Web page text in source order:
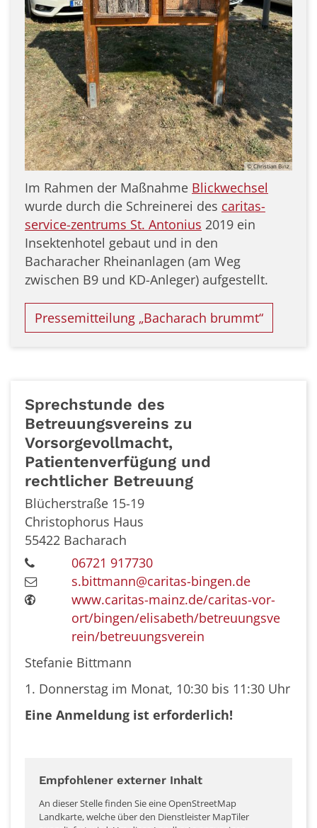
© Christian Binz
Im Rahmen der Maßnahme Blickwechsel
wurde durch die Schreinerei des caritas-
service-zentrums St. Antonius 2019 ein
Insektenhotel gebaut und in den
Bacharacher Rheinanlagen (am Weg
zwischen B9 und KD-Anleger) aufgestellt.
Pressemitteilung „Bacharach brummt“
Sprechstunde des
Betreuungsvereins zu
Vorsorgevollmacht,
Patientenverfügung und
rechtlicher Betreuung
Blücherstraße 15-19
Christophorus Haus
55422 Bacharach
06721 917730
s.bittmann@caritas-bingen.de
www.caritas-mainz.de/caritas-vor-
ort/bingen/elisabeth/betreuungsve
rein/betreuungsverein
Stefanie Bittmann
1. Donnerstag im Monat, 10:30 bis 11:30 Uhr
Eine Anmeldung ist erforderlich!
Empfohlener externer Inhalt
An dieser Stelle finden Sie eine OpenStreetMap
Landkarte, welche über den Dienstleister MapTiler